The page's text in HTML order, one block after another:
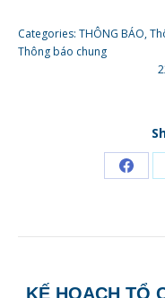
Categories: THÔNG BÁO,
Thông báo chung
Share
KẾ HOẠCH TỔ